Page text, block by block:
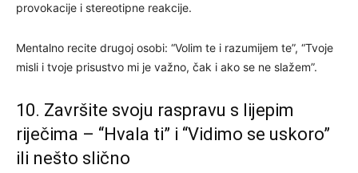
provokacije i stereotipne reakcije.
Mentalno recite drugoj osobi: “Volim te i razumijem te”, “Tvoje
misli i tvoje prisustvo mi je važno, čak i ako se ne slažem”.
10. Završite svoju raspravu s lijepim
riječima – “Hvala ti” i “Vidimo se uskoro”
ili nešto slično